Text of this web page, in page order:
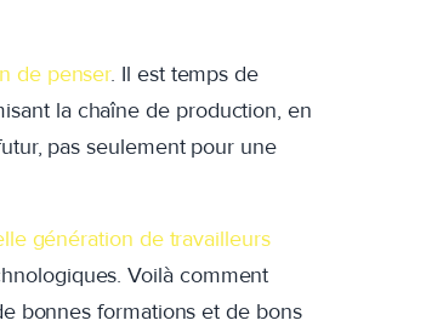
de penser. Il est temps de
la chaîne de production, en
pas seulement pour une
génération de travailleurs
Voilà comment
bonnes formations et de bons